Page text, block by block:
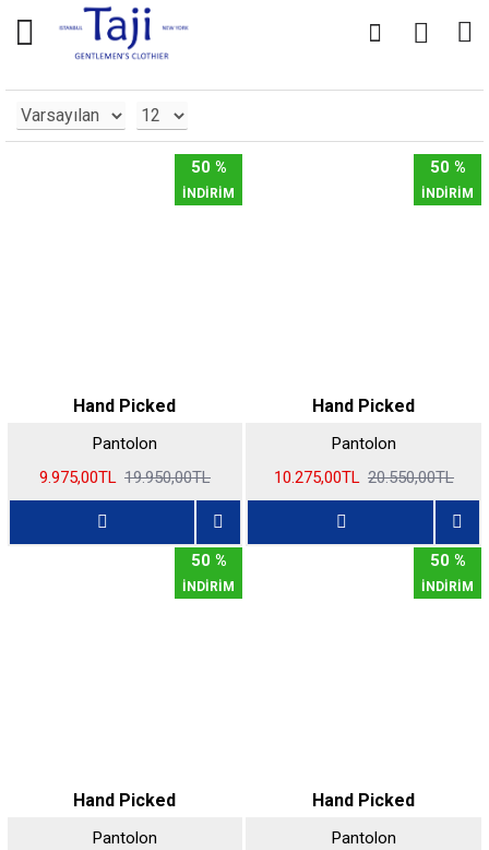
İNDİRİM
50 %
Hand Picked
Pantolon
9.975,00TL 19.950,00TL
İNDİRİM
50 %
Hand Picked
Pantolon
10.275,00TL 20.550,00TL
İNDİRİM
50 %
Hand Picked
Pantolon
İNDİRİM
50 %
Hand Picked
Pantolon